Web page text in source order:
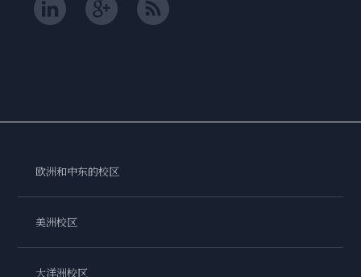
欧洲和中东的校区
美洲校区
大洋洲校区